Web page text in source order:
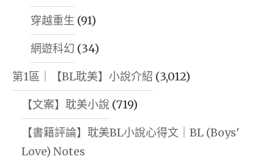
穿越重生 (91)
網遊科幻 (34)
第1區｜【BL耽美】小說介紹 (3,012)
【文案】耽美小說 (719)
【書籍評論】耽美BL小說心得文｜BL (Boys'
Love) Notes